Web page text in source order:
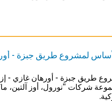
لمشروع طريق جبزة -
طريق جبزة - أورهان غازي -